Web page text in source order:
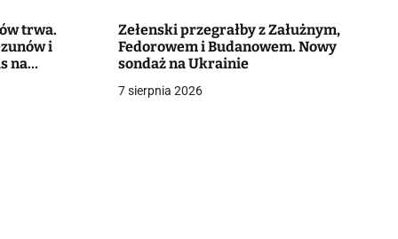
trwa.
i
na
Zełenski przegrałby z Załużnym,
Fedorowem i Budanowem. Nowy
sondaż na Ukrainie
7 sierpnia 2026